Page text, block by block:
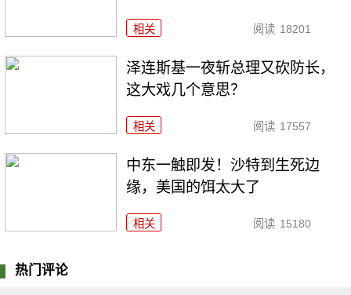
相关 阅读 18201
泽连斯基一夜斩总理又砍防长，
这大戏几个意思？
相关 阅读 17557
中东一触即发！沙特到生死边
缘，美国的饵太大了
相关 阅读 15180
热门评论